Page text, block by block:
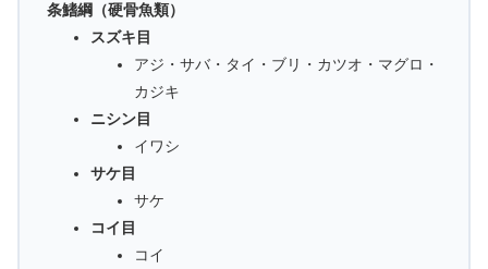
条鰭綱（硬骨魚類）
スズキ目
アジ・サバ・タイ・ブリ・カツオ・マグロ・
カジキ
ニシン目
イワシ
サケ目
サケ
コイ目
コイ